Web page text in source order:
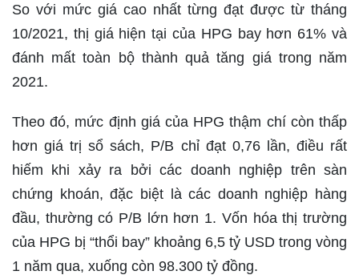
So với mức giá cao nhất từng đạt được từ tháng
10/2021, thị giá hiện tại của HPG bay hơn 61% và
đánh mất toàn bộ thành quả tăng giá trong năm
2021.
Theo đó, mức định giá của HPG thậm chí còn thấp
hơn giá trị sổ sách, P/B chỉ đạt 0,76 lần, điều rất
hiếm khi xảy ra bởi các doanh nghiệp trên sàn
chứng khoán, đặc biệt là các doanh nghiệp hàng
đầu, thường có P/B lớn hơn 1. Vốn hóa thị trường
của HPG bị “thổi bay” khoảng 6,5 tỷ USD trong vòng
1 năm qua, xuống còn 98.300 tỷ đồng.